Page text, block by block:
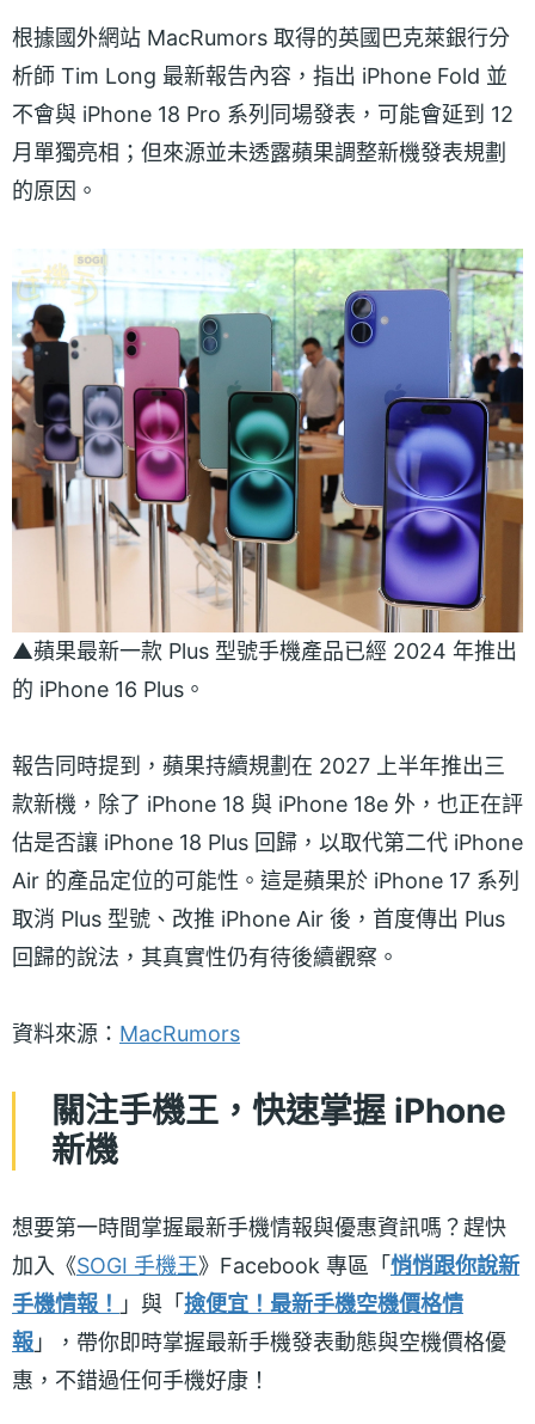
根據國外網站 MacRumors 取得的英國巴克萊銀行分
析師 Tim Long 最新報告內容，指出 iPhone Fold 並
不會與 iPhone 18 Pro 系列同場發表，可能會延到 12
月單獨亮相；但來源並未透露蘋果調整新機發表規劃
的原因。
▲蘋果最新一款 Plus 型號手機產品已經 2024 年推出
的 iPhone 16 Plus。
報告同時提到，蘋果持續規劃在 2027 上半年推出三
款新機，除了 iPhone 18 與 iPhone 18e 外，也正在評
估是否讓 iPhone 18 Plus 回歸，以取代第二代 iPhone
Air 的產品定位的可能性。這是蘋果於 iPhone 17 系列
取消 Plus 型號、改推 iPhone Air 後，首度傳出 Plus
回歸的說法，其真實性仍有待後續觀察。
資料來源： MacRumors
關注手機王，快速掌握 iPhone
新機
想要第一時間掌握最新手機情報與優惠資訊嗎？趕快
加入《SOGI 手機王》Facebook 專區「悄悄跟你說新
手機情報！ 」與「撿便宜！最新手機空機價格情
報 」，帶你即時掌握最新手機發表動態與空機價格優
惠，不錯過任何手機好康！